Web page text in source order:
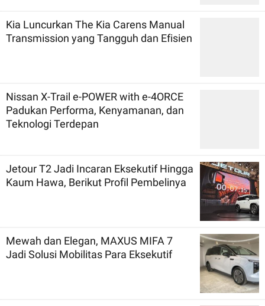
Kia Luncurkan The Kia Carens Manual
Transmission yang Tangguh dan Efisien
Nissan X-Trail e-POWER with e-4ORCE
Padukan Performa, Kenyamanan, dan
Teknologi Terdepan
Jetour T2 Jadi Incaran Eksekutif Hingga
Kaum Hawa, Berikut Profil Pembelinya
Mewah dan Elegan, MAXUS MIFA 7
Jadi Solusi Mobilitas Para Eksekutif